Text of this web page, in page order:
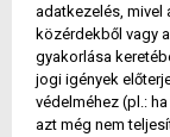
adatkezelés, mivel
közérdekből vagy
gyakorlása
jogi igények
védelméhez (pl.:
azt még nem